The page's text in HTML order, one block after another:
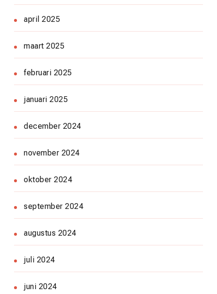
april 2025
maart 2025
februari 2025
januari 2025
december 2024
november 2024
oktober 2024
september 2024
augustus 2024
juli 2024
juni 2024